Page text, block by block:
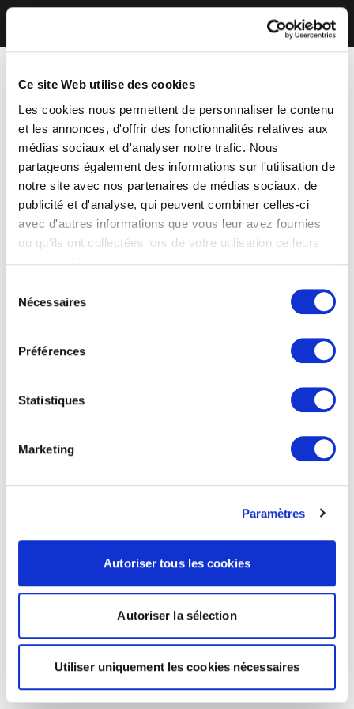
Ce site Web utilise des cookies
Les cookies nous permettent de personnaliser le contenu
et les annonces, d'offrir des fonctionnalités relatives aux
médias sociaux et d'analyser notre trafic. Nous
partageons également des informations sur l'utilisation de
notre site avec nos partenaires de médias sociaux, de
publicité et d'analyse, qui peuvent combiner celles-ci
avec d'autres informations que vous leur avez fournies
ou qu'ils ont collectées lors de votre utilisation de leurs
Nécessaires
Préférences
Statistiques
Marketing
Paramètres
Autoriser tous les cookies
Autoriser la sélection
Utiliser uniquement les cookies nécessaires